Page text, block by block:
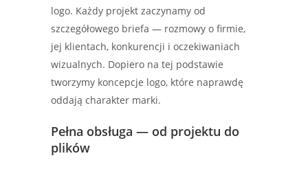
logo. Każdy projekt zaczynamy od
szczegółowego briefa — rozmowy o firmie,
jej klientach, konkurencji i oczekiwaniach
wizualnych. Dopiero na tej podstawie
tworzymy koncepcje logo, które naprawdę
oddają charakter marki.
Pełna obsługa — od projektu do
plików